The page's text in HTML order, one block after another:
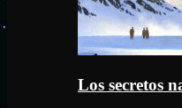
Los secretos